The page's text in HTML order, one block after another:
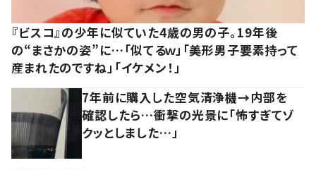
『ビスコ』の少年に似ていた4歳の男の子。19年後
の“まさかの姿”に…「似てるｗ」「美形男子要素持って
産まれたのですね」「イケメン！」
7年前に購入した空気清浄機→内部を
確認したら…衝撃の光景に「怖すぎてゾ
クッとしました…」